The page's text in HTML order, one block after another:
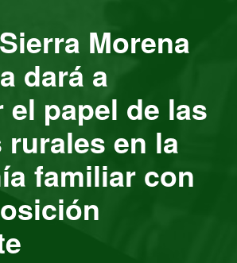
Morena
dará a
el papel de las
rurales en la
familiar con